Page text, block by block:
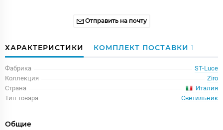
Отправить на почту
ХАРАКТЕРИСТИКИ КОМПЛЕКТ ПОСТАВКИ 1
Фабрика
ST-Luce
Коллекция
Ziro
Страна
Италия
Тип товара
Светильник
Общие